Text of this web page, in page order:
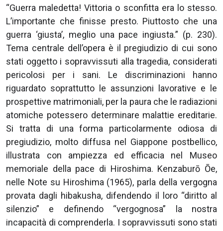
“Guerra maledetta! Vittoria o sconfitta era lo stesso.
L’importante che finisse presto. Piuttosto che una
guerra ‘giusta’, meglio una pace ingiusta.” (p. 230).
Tema centrale dell’opera è il pregiudizio di cui sono
stati oggetto i sopravvissuti alla tragedia, considerati
pericolosi per i sani. Le discriminazioni hanno
riguardato soprattutto le assunzioni lavorative e le
prospettive matrimoniali, per la paura che le radiazioni
atomiche potessero determinare malattie ereditarie.
Si tratta di una forma particolarmente odiosa di
pregiudizio, molto diffusa nel Giappone postbellico,
illustrata con ampiezza ed efficacia nel Museo
memoriale della pace di Hiroshima. Kenzaburō Ōe,
nelle Note su Hiroshima (1965), parla della vergogna
provata dagli hibakusha, difendendo il loro “diritto al
silenzio” e definendo “vergognosa” la nostra
incapacità di comprenderla. I sopravvissuti sono stati